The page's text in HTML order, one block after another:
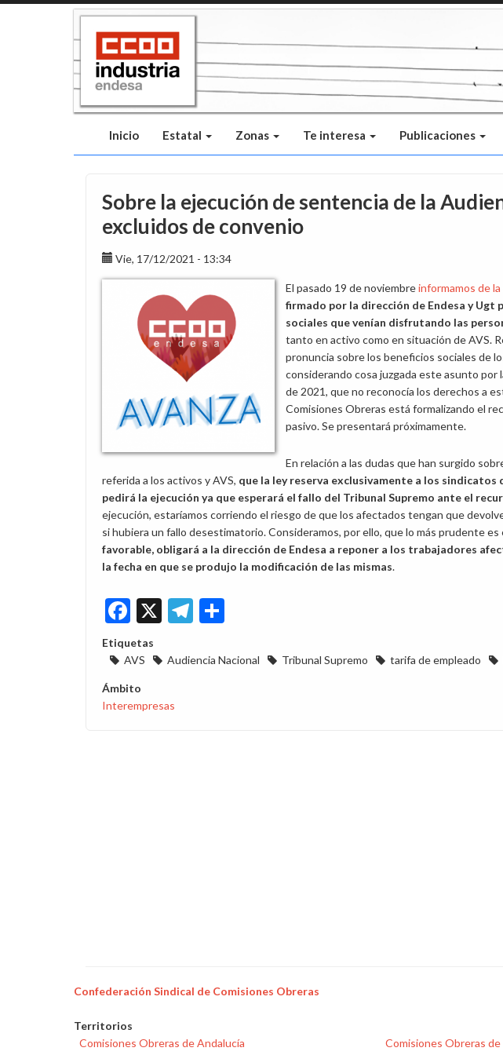
Inicio Estatal Zonas Te interesa Publicaciones
Sobre la ejecución de sentencia de la
excluidos de convenio
Vie, 17/12/2021 - 13:34
El pasado 19 de noviembreinformamos de
firmado por la dirección de Endesa y Ugt
sociales que venían disfrutando las
tanto en activo como en situación de AVS.
pronuncia sobre los beneficios sociales de
considerando cosa juzgada este asunto por
de 2021, que no reconocía los derechos a
Comisiones Obreras está formalizando el
pasivo. Se presentará próximamente.
En relación a las dudas que han surgido
referida a los activos y AVS, que la ley reserva exclusivamente a los sindicatos
pedirá la ejecución ya que esperará el fallo del Tribunal Supremo ante el
ejecución, estaríamos corriendo el riesgo de que los afectados tengan que
si hubiera un fallo desestimatorio. Consideramos, por ello, que lo más prudente
favorable, obligará a la dirección de Endesa a reponer a los trabajadores
la fecha en que se produjo la modificación de las mismas.
Facebook
X Telegram
Etiquetas
AVS
Audiencia Nacional Tribunal Supremo tarifa de empleado
Ámbito
Interempresas
Confederación Sindical de Comisiones Obreras
Territorios
Comisiones Obreras de Andalucía
Comisiones Obreras de